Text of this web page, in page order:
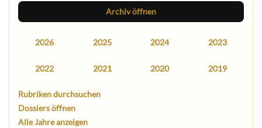
Archiv öffnen
2026 2025 2024 2023
2022 2021 2020 2019
Rubriken durchsuchen
Dossiers öffnen
Alle Jahre anzeigen